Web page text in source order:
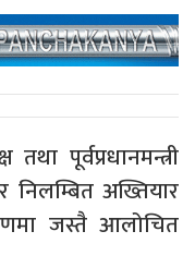
पूर्वप्रधानमन्त्री
अख्तियार
जस्तै आलोचित